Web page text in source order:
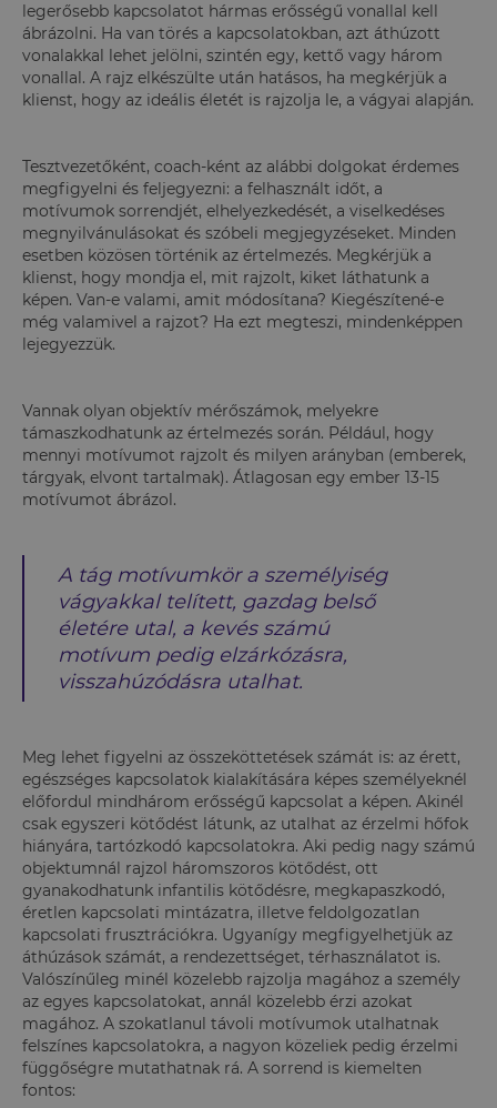
legerősebb kapcsolatot hármas erősségű vonallal kell
ábrázolni. Ha van törés a kapcsolatokban, azt áthúzott
vonalakkal lehet jelölni, szintén egy, kettő vagy három
vonallal. A rajz elkészülte után hatásos, ha megkérjük a
klienst, hogy az ideális életét is rajzolja le, a vágyai alapján.
Tesztvezetőként, coach-ként az alábbi dolgokat érdemes
megfigyelni és feljegyezni: a felhasznált időt, a
motívumok sorrendjét, elhelyezkedését, a viselkedéses
megnyilvánulásokat és szóbeli megjegyzéseket. Minden
esetben közösen történik az értelmezés. Megkérjük a
klienst, hogy mondja el, mit rajzolt, kiket láthatunk a
képen. Van-e valami, amit módosítana? Kiegészítené-e
még valamivel a rajzot? Ha ezt megteszi, mindenképpen
lejegyezzük.
Vannak olyan objektív mérőszámok, melyekre
támaszkodhatunk az értelmezés során. Például, hogy
mennyi motívumot rajzolt és milyen arányban (emberek,
tárgyak, elvont tartalmak). Átlagosan egy ember 13-15
motívumot ábrázol.
A tág motívumkör a személyiség
vágyakkal telített, gazdag belső
életére utal, a kevés számú
motívum pedig elzárkózásra,
visszahúzódásra utalhat.
Meg lehet figyelni az összeköttetések számát is: az érett,
egészséges kapcsolatok kialakítására képes személyeknél
előfordul mindhárom erősségű kapcsolat a képen. Akinél
csak egyszeri kötődést látunk, az utalhat az érzelmi hőfok
hiányára, tartózkodó kapcsolatokra. Aki pedig nagy számú
objektumnál rajzol háromszoros kötődést, ott
gyanakodhatunk infantilis kötődésre, megkapaszkodó,
éretlen kapcsolati mintázatra, illetve feldolgozatlan
kapcsolati frusztrációkra. Ugyanígy megfigyelhetjük az
áthúzások számát, a rendezettséget, térhasználatot is.
Valószínűleg minél közelebb rajzolja magához a személy
az egyes kapcsolatokat, annál közelebb érzi azokat
magához. A szokatlanul távoli motívumok utalhatnak
felszínes kapcsolatokra, a nagyon közeliek pedig érzelmi
függőségre mutathatnak rá. A sorrend is kiemelten
fontos: